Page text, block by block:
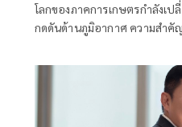
โลกของภาคการเกษตรกำลังเป
กดดันด้านภูมิอากาศ ความสำ
ไทยต้องเผชิญความเสี่ยงด้านภู
ฤดูกาลที่ผันผวน ภัยแล้ง น้ำท่ว
คาร์บอนของประเทศคู่ค้าที่เข้ม